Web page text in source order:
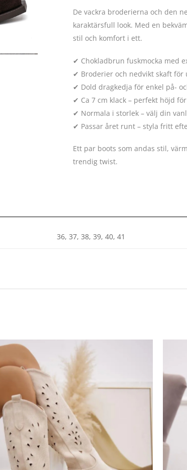
De vackra broderierna och den
karaktärsfull look. Med en
stil och komfort i ett.
✔ Chokladbrun fuskmocka med
✔ Broderier och nedvikt skaft för
✔ Dold dragkedja för enkel på-
✔ Ca 7 cm klack – perfekt höjd
✔ Normala i storlek – välj din
✔ Passar året runt – styla fritt
Ett par boots som andas stil,
trendig twist.
36, 37, 38, 39, 40, 41